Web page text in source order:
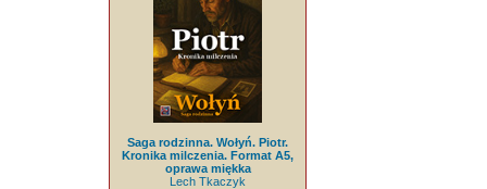
Saga rodzinna. Wołyń. Piotr.
Kronika milczenia. Format A5,
oprawa miękka
Lech Tkaczyk